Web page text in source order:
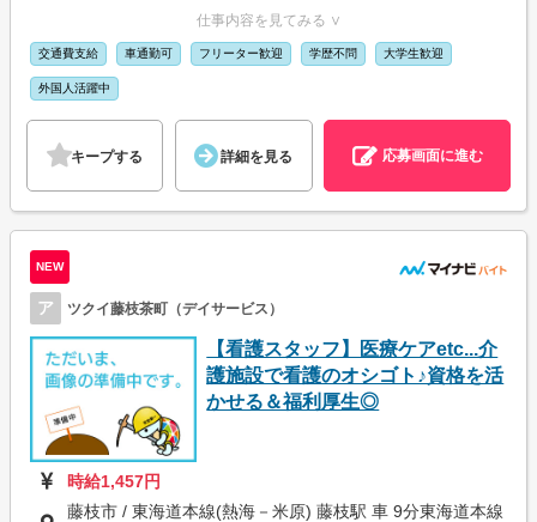
仕事内容を見てみる ∨
交通費支給 車通勤可 フリーター歓迎 学歴不問 大学生歓迎
外国人活躍中
キープする 詳細を見る 応募画面に進む
NEW
ア ツクイ藤枝茶町（デイサービス）
【看護スタッフ】医療ケアetc...介
護施設で看護のオシゴト♪資格を活
かせる＆福利厚生◎
時給1,457円
藤枝市 / 東海道本線(熱海－米原) 藤枝駅 車 9分東海道本線